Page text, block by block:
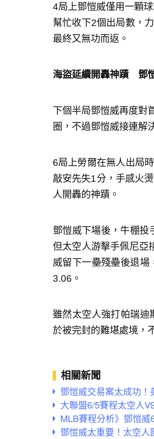
4局上鄧愷威僅用一顆
幫忙收下2個出局數，
最終又無功而返。
海盜延續開轟神蹟 鄧
下個半局鄧愷威再度對
圈，不過鄧愷威接連解
6局上勞爾在無人出局
敲安先失1分，手感火
人開轟的神蹟。
鄧愷威下場後，牛棚投
但太空人游擊手佩尼亞
威留下一壘殘壘後退
3.06。
雖然太空人強打帕瑞迪
於被完封的難堪處境，
相關新聞
鄧愷威交易案太成功
大聯盟6/5賽程太空人
MLB賽程分析》鄧愷
鄧愷威太重要！太空